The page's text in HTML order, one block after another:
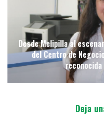
Desde Melipilla al
del Centro de
reconocida
Deja